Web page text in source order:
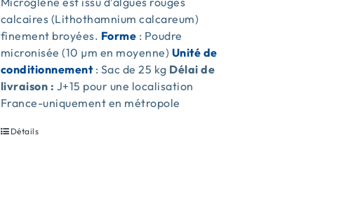
calcaires (Lithothamnium calcareum)
finement broyées. Forme : Poudre
micronisée (10 µm en moyenne) Unité de
conditionnement: Sac de 25 kg Délai de
livraison : J+15 pour une localisation
France-uniquement en métropole
Détails